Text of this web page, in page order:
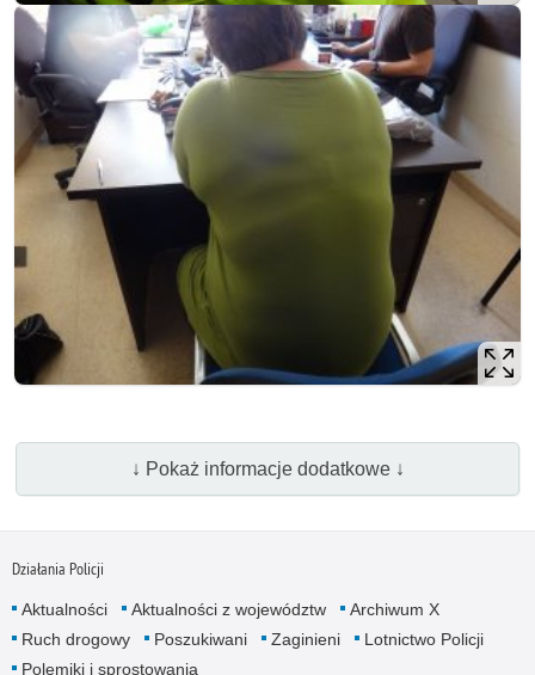
↓ Pokaż informacje dodatkowe ↓
Działania Policji
Aktualności Aktualności z województw
Archiwum X
Ruch drogowy
Poszukiwani Zaginieni
Lotnictwo Policji
Polemiki i sprostowania